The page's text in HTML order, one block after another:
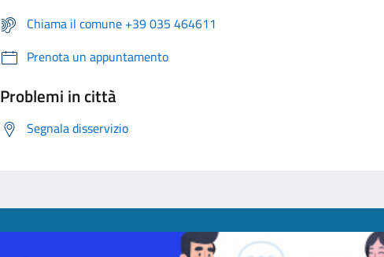
Chiama il comune +39 035 464611
Prenota un appuntamento
Problemi in città
Segnala disservizio